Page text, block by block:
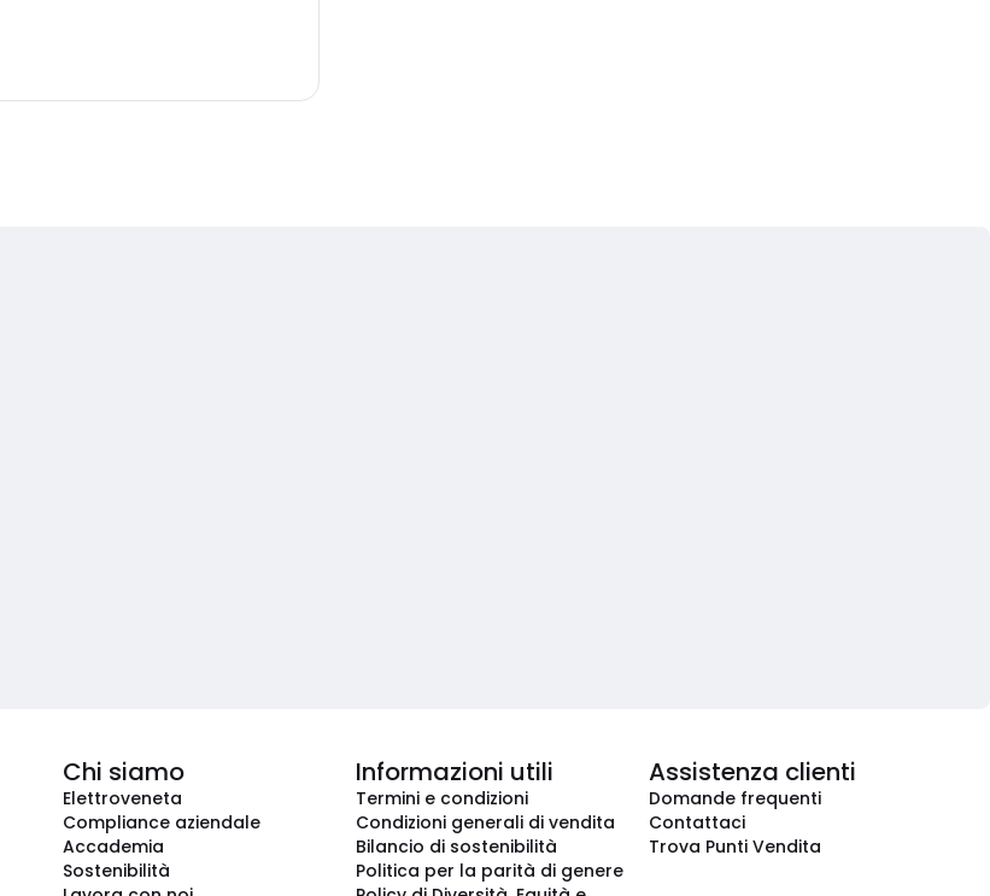
Chi siamo
Elettroveneta
Compliance aziendale
Accademia
Sostenibilità
Informazioni utili
Termini e condizioni
Condizioni generali di vendita
Bilancio di sostenibilità
Politica per la parità di genere
Assistenza clienti
Domande frequenti
Contattaci
Trova Punti Vendita